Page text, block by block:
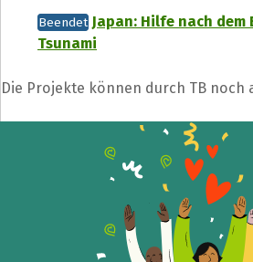
Beendet Japan: Hilfe nach dem
Tsunami
Die Projekte können durch TB noch